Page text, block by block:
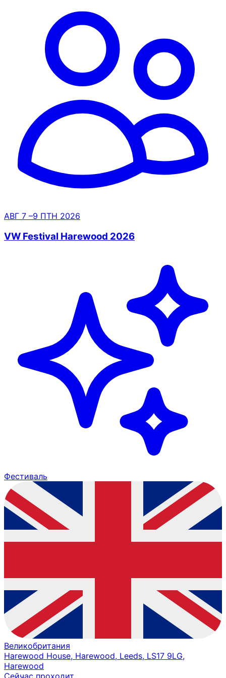
АВГ 7 –9 ПТН 2026
VW Festival Harewood 2026
Фестиваль
Великобритания
Harewood House, Harewood, Leeds, LS17 9LG,
Harewood